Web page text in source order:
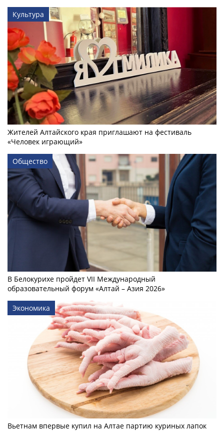
Культура
Жителей Алтайского края приглашают на фестиваль
«Человек играющий»
Общество
В Белокурихе пройдет VII Международный
образовательный форум «Алтай – Азия 2026»
Экономика
Вьетнам впервые купил на Алтае партию куриных лапок